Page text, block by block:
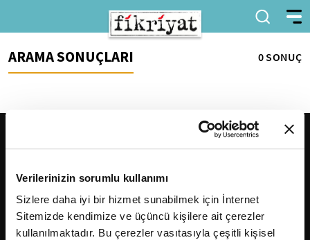
Verilerinizin sorumlu kullanımı
Sizlere daha iyi bir hizmet sunabilmek için İnternet
Sitemizde kendimize ve üçüncü kişilere ait çerezler
kullanılmaktadır. Bu çerezler vasıtasıyla çeşitli kişisel
ARAMA SONUÇLARI 0 SONUÇ
2026Fikriyat. Tüm hakları saklıdır.